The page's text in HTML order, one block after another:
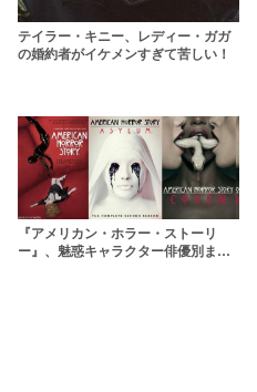
テイラー・キニー、レディー・ガガ
の婚約者がイケメンすぎて苦しい！
『アメリカン・ホラー・ストーリ
ー』、魅惑キャラクター俳優別まと